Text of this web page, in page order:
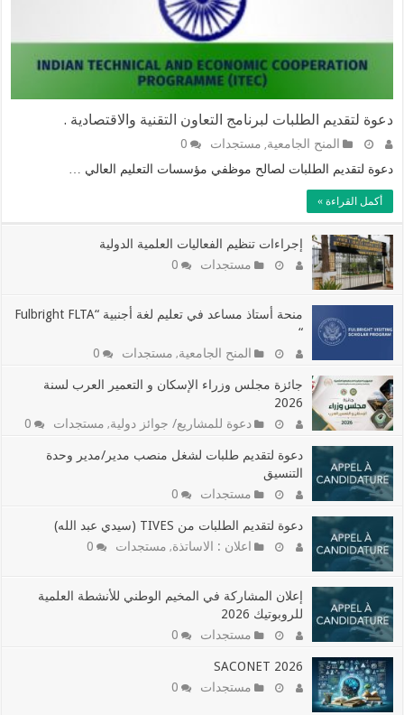
دعوة لتقديم الطلبات لبرنامج التعاون التقنية والاقتصادية .
المنح الجامعية مستجدات
0
دعوة لتقديم الطلبات لصالح موظفي مؤسسات التعليم العالي …
أكمل القراءة »
إجراءات تنظيم الفعاليات العلمية الدولية
مستجدات
0
منحة أستاذ مساعد في تعليم لغة أجنبية “Fulbright FLTA
“
المنح الجامعية, مستجدات 0
جائزة مجلس وزراء الإسكان و التعمير العرب لسنة
2026
دعوة للمشاريع/ جوائز دولية, مستجدات 0
دعوة لتقديم طلبات لشغل منصب مدير/مدير وحدة
التنسيق
مستجدات
0
دعوة لتقديم الطلبات من TIVES (سيدي عبد الله)
اعلان : الاساتذة, مستجدات 0
إعلان المشاركة في المخيم الوطني للأنشطة العلمية
للروبوتيك 2026
مستجدات
0
SACONET 2026
مستجدات
0